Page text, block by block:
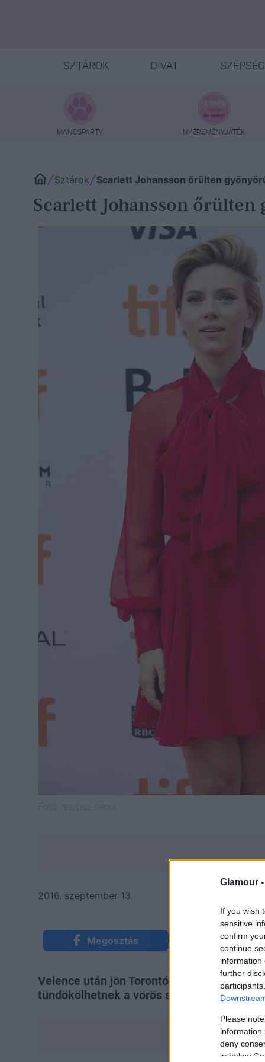
Glamour -
If you wish
sensitive
confirm
continue
information
further
Please
information
deny
in below
SZTÁROK DIVAT SZÉPSÉG
MANCSPARTY NYEREMÉNYJÁTÉK
Sztárok Scarlett Johansson őrülten
Scarlett Johansson
2016. szeptember 13.
Megosztás Küldés
Velence után jön Torontó és egy újabb
tündökölhetnek a vörös szőnyegen.